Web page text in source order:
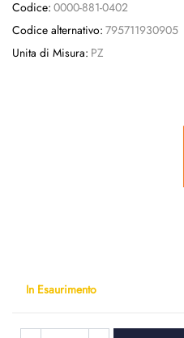
Codice: 0000-881-0402
Codice alternativo: 795711930905
Unita di Misura: PZ
In Esaurimento